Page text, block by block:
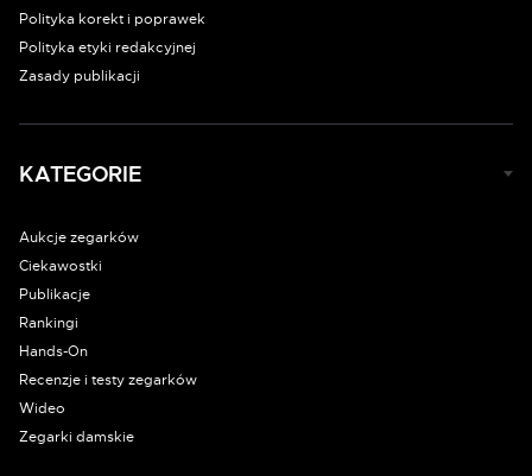
Polityka korekt i poprawek
Polityka etyki redakcyjnej
Zasady publikacji
KATEGORIE
Aukcje zegarków
Ciekawostki
Publikacje
Rankingi
Hands-On
Recenzje i testy zegarków
Wideo
Zegarki damskie